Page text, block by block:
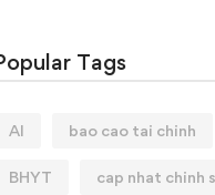
Tags
AI bao cao tai chinh
BHYT cap nhat chinh